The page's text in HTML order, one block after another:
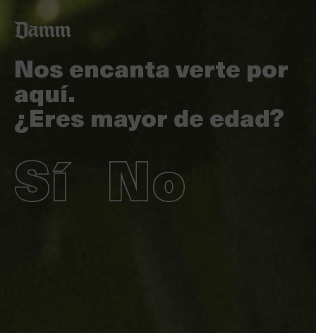
contenido
top
Nos encanta verte por
aquí.
¿Eres mayor de edad?
Sí No